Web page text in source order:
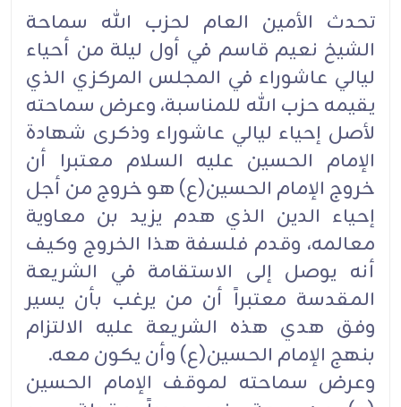
تحدث الأمين العام لحزب الله سماحة
الشيخ نعيم قاسم في أول ليلة من أحياء
ليالي عاشوراء في المجلس المركزي الذي
يقيمه حزب الله للمناسبة، وعرض سماحته
لأصل إحياء ليالي عاشوراء وذكرى شهادة
الإمام الحسين عليه السلام معتبرا أن
خروج الإمام الحسين(ع) هو خروج من أجل
إحياء الدين الذي هدم يزيد بن معاوية
معالمه، وقدم فلسفة هذا الخروج وكيف
أنه يوصل إلى الاستقامة في الشريعة
المقدسة معتبراً أن من يرغب بأن يسير
وفق هدي هذه الشريعة عليه الالتزام
بنهج الإمام الحسين(ع) وأن يكون معه.
وعرض سماحته لموقف الإمام الحسين